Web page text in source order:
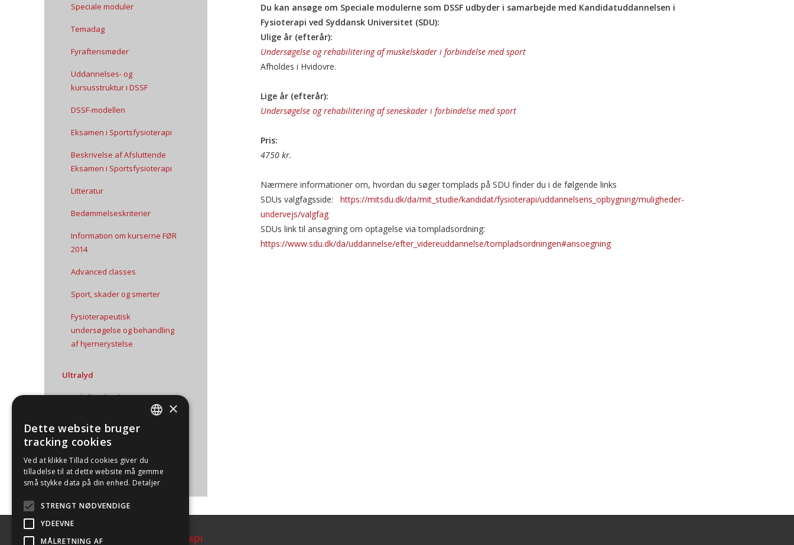
Speciale moduler
Temadag
Fyraftensmøder
Uddannelses- og
kursusstruktur i DSSF
DSSF-modellen
Eksamen i Sportsfysioterapi
Beskrivelse af Afsluttende
Eksamen i Sportsfysioterapi
Litteratur
Bedømmelseskriterier
Information om kurserne FØR
2014
Advanced classes
Sport, skader og smerter
Fysioterapeutisk
undersøgelse og behandling
af hjernerystelse
Ultralyd
Specialisering i
Tilmeldingsprocedure
Afmeldingsprocedure
Du kan ansøge om Speciale modulerne som DSSF udbyder i samarbejde med Kandidatuddannelsen i
Fysioterapi ved Syddansk Universitet (SDU):
Ulige år (efterår):
Undersøgelse og rehabilitering af muskelskader i forbindelse med sport
Afholdes i Hvidovre.
Lige år (efterår):
Undersøgelse og rehabilitering af seneskader i forbindelse med sport
Pris:
4750 kr.
Nærmere informationer om, hvordan du søger tomplads på SDU finder du i de følgende links
SDUs valgfagsside: https://mitsdu.dk/da/mit_studie/kandidat/fysioterapi/uddannelsens_opbygning/muligheder-
undervejs/valgfag
SDUs link til ansøgning om optagelse via tompladsordning:
https://www.sdu.dk/da/uddannelse/efter_videreuddannelse/tompladsordningen#ansoegning
Dansk Selskab for Sportsfysioterapi
DEFAULT LANGUAGE
×
Dette website bruger
tracking cookies
Ved at klikke Tillad cookies giver du
tilladelse til at dette website må gemme
små stykke data på din enhed. Detaljer
STRENGT NØDVENDIGE
YDEEVNE
MÅLRETNING AF